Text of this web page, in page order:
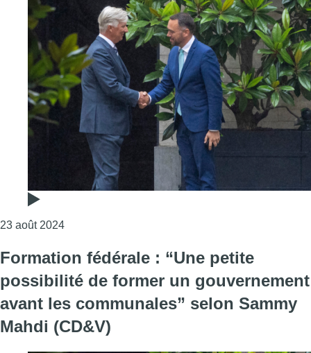
23 août 2024Consulter l'article "Formation fédérale: Maxime
Formation fédérale : “Une petite
possibilité de former un gouvernement
avant les communales” selon Sammy
Mahdi (CD&V)